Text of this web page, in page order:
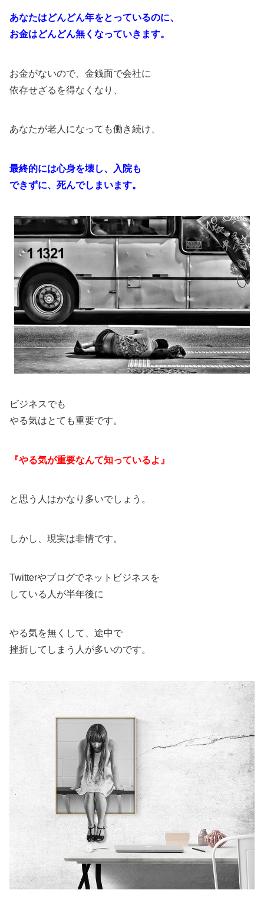
あなたはどんどん年をとっているのに、
お金はどんどん無くなっていきます。
お金がないので、金銭面で会社に
依存せざるを得なくなり、
あなたが老人になっても働き続け、
最終的には心身を壊し、入院も
できずに、死んでしまいます。
ビジネスでも
やる気はとても重要です。
『やる気が重要なんて知っているよ』
と思う人はかなり多いでしょう。
しかし、現実は非情です。
Twitterやブログでネットビジネスを
している人が半年後に
やる気を無くして、途中で
挫折してしまう人が多いのです。